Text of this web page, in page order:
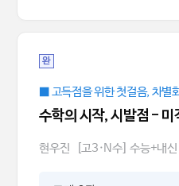
완
■ 고득점을 위한 첫걸음, 차별
수학의 시작, 시발점 - 미
현우진 [고3·N수] 수능+내